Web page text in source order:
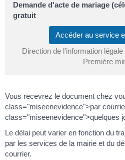
Demande d'acte de mariage
gratuit
Accéder au service
Direction de l'information
Première
Vous recevrez le document chez
class="miseenevidence">par
class="miseenevidence">quelques
Le délai peut varier en fonction du
par les services de la mairie et du
courrier.